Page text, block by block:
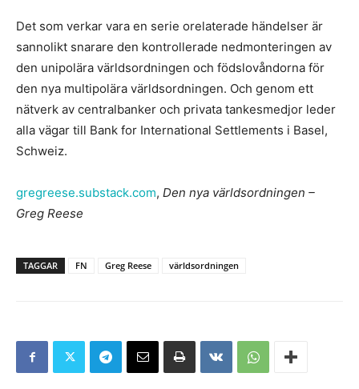
Det som verkar vara en serie orelaterade händelser är
sannolikt snarare den kontrollerade nedmonteringen av
den unipolära världsordningen och födslovåndorna för
den nya multipolära världsordningen. Och genom ett
nätverk av centralbanker och privata tankesmedjor leder
alla vägar till Bank for International Settlements i Basel,
Schweiz.
gregreese.substack.com, Den nya världsordningen –
Greg Reese
TAGGAR FN Greg Reese världsordningen